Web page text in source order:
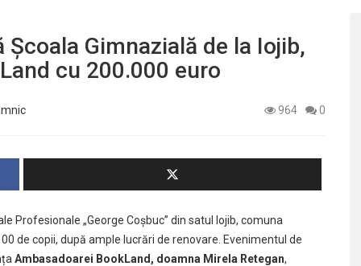
Gimnazială de la Iojib,
cu 200.000 euro
964 0
Profesionale „George Coșbuc” din satul Iojib, comuna
de copii, după ample lucrări de renovare. Evenimentul de
Ambasadoarei BookLand, doamna Mirela Retegan,